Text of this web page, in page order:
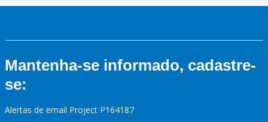
Mantenha-se informado, cadastre-
se:
Alertas de email Project P164187